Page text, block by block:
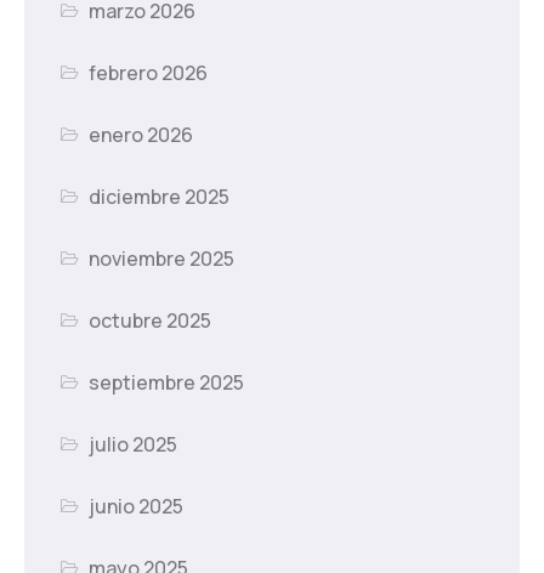
marzo 2026
febrero 2026
enero 2026
diciembre 2025
noviembre 2025
octubre 2025
septiembre 2025
julio 2025
junio 2025